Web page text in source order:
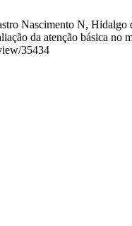
Nascimento N,
da atenção básica
35434